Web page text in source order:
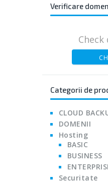
Verificare
Categorii de
CLOUD
DOMENII
Hosting
BASIC
BUSINESS
Securitate